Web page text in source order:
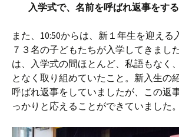
入学式で、名前を呼ばれ返事をす
また、10:50からは、新１年生を迎える
７３名の子どもたちが入学してきまし
は、入学式の間ほとんど、私語もなく
となく取り組めていたこと。新入生の
呼ばれ返事をしていましたが、この返
っかりと応えることができていました。